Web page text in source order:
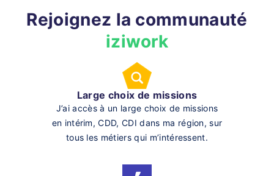
Rejoignez la communauté
iziwork
Large choix de missions
J’ai accès à un large choix de missions
en intérim, CDD, CDI dans ma région, sur
tous les métiers qui m’intéressent.